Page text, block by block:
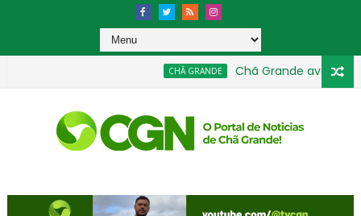
CHÃ GRANDE Chã Grande avança na